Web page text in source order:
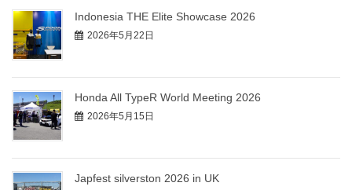
Indonesia THE Elite Showcase 2026
2026年5月22日
Honda All TypeR World Meeting 2026
2026年5月15日
Japfest silverston 2026 in UK